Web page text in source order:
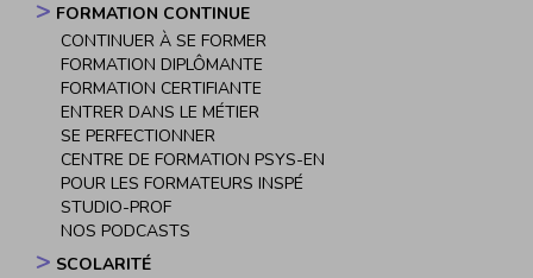
FORMATION CONTINUE
CONTINUER À SE FORMER
FORMATION DIPLÔMANTE
FORMATION CERTIFIANTE
ENTRER DANS LE MÉTIER
SE PERFECTIONNER
CENTRE DE FORMATION PSYS-EN
POUR LES FORMATEURS INSPÉ
STUDIO-PROF
NOS PODCASTS
SCOLARITÉ